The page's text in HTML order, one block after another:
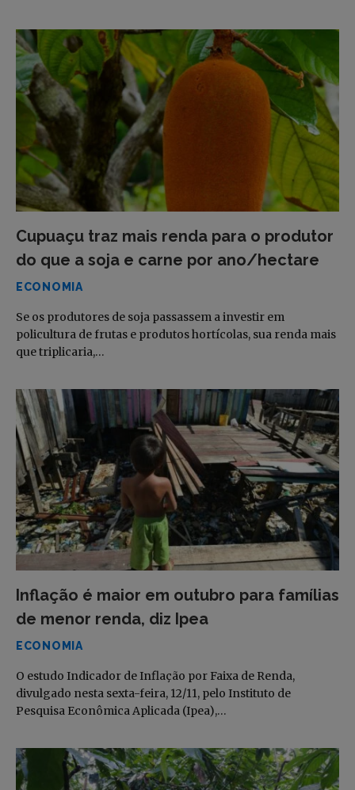
Cupuaçu traz mais renda para o produtor
do que a soja e carne por ano/hectare
ECONOMIA
Se os produtores de soja passassem a investir em
policultura de frutas e produtos hortícolas, sua renda mais
que triplicaria,…
Inflação é maior em outubro para famílias
de menor renda, diz Ipea
ECONOMIA
O estudo Indicador de Inflação por Faixa de Renda,
divulgado nesta sexta-feira, 12/11, pelo Instituto de
Pesquisa Econômica Aplicada (Ipea),…